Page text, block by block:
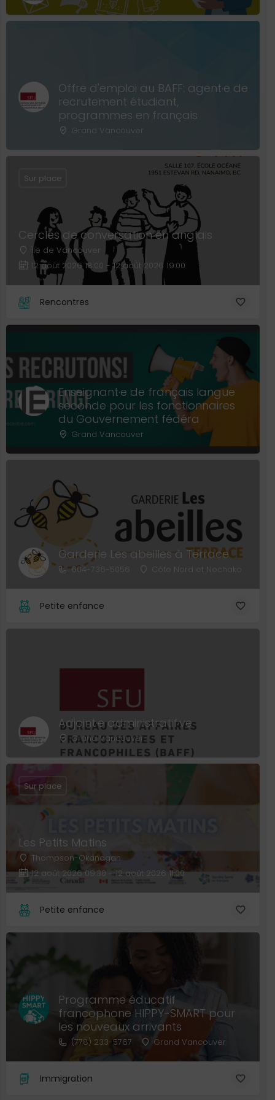
Offre d'emploi au BAFF: agent·e de
recrutement étudiant,
programmes en français
Grand Vancouver
Cercles de conversation en anglais
Île de Vancouver
12 août 2026 18:00 - 12 août 2026 19:00
Sur place
Rencontres
Enseignant·e de français langue
seconde pour les fonctionnaires
du Gouvernement fédéra
Grand Vancouver
Garderie Les abeilles à Terrace
604-736-5056 Côte Nord et Nechako
Petite enfance
Adjoint·e administratif·ve
Grand Vancouver
Les Petits Matins
Thompson-Okanagan
12 août 2026 09:30 - 12 août 2026 11:00
Sur place
Petite enfance
Programme éducatif
francophone HIPPY-SMART pour
les nouveaux arrivants
(778) 233-5767 Grand Vancouver
Immigration